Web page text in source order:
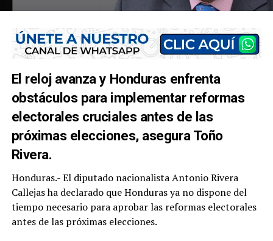
El reloj avanza y Honduras enfrenta
obstáculos para implementar reformas
electorales cruciales antes de las
próximas elecciones, asegura Toño
Rivera.
Honduras.- El diputado nacionalista Antonio Rivera
Callejas ha declarado que Honduras ya no dispone del
tiempo necesario para aprobar las reformas electorales
antes de las próximas elecciones.